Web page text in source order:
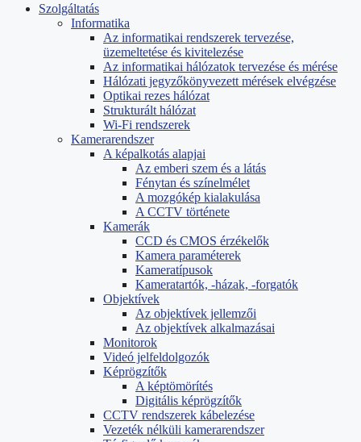
Szolgáltatás
Informatika
Az informatikai rendszerek tervezése,
üzemeltetése és kivitelezése
Az informatikai hálózatok tervezése és mérése
Hálózati jegyzőkönyvezett mérések elvégzése
Optikai rezes hálózat
Strukturált hálózat
Wi-Fi rendszerek
Kamerarendszer
A képalkotás alapjai
Az emberi szem és a látás
Fénytan és színelmélet
A mozgókép kialakulása
A CCTV története
Kamerák
CCD és CMOS érzékelők
Kamera paraméterek
Kameratípusok
Kameratartók, -házak, -forgatók
Objektívek
Az objektívek jellemzői
Az objektívek alkalmazásai
Monitorok
Videó jelfeldolgozók
Képrögzítők
A képtömörítés
Digitális képrögzítők
CCTV rendszerek kábelezése
Vezeték nélküli kamerarendszer